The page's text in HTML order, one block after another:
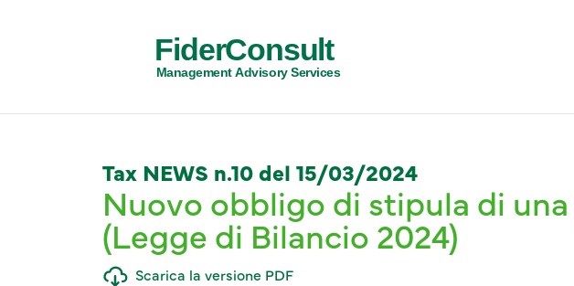
FiderConsult
Management Advisory Services
Tax NEWS n.10 del 15/03/2024
Nuovo obbligo di stipula di
(Legge di Bilancio 2024)
Scarica la versione PDF